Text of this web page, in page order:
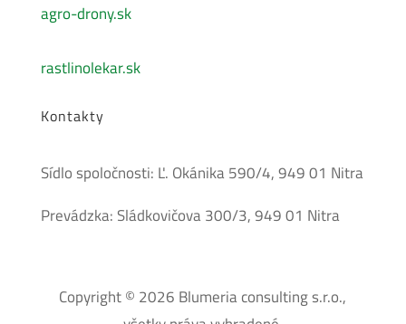
agro-drony.sk
rastlinolekar.sk
Kontakty
Sídlo spoločnosti: Ľ. Okánika 590/4, 949 01 Nitra
Prevádzka: Sládkovičova 300/3, 949 01 Nitra
Copyright © 2026 Blumeria consulting s.r.o.,